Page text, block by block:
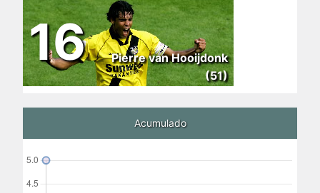
16
Pierre van Hooijdonk
(51)
Acumulado